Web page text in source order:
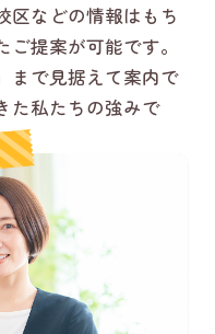
区などの情報はもち
提案が可能です。
まで見据えて案内で
た私たちの強みで